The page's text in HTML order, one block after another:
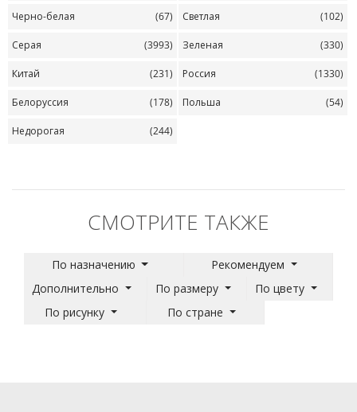
Черно-белая (67) Светлая (102)
Серая (3993) Зеленая (330)
Китай (231) Россия (1330)
Белоруссия (178) Польша (54)
Недорогая (244)
СМОТРИТЕ ТАКЖЕ
По назначению
Рекомендуем
Дополнительно
По размеру
По цвету
По рисунку
По стране